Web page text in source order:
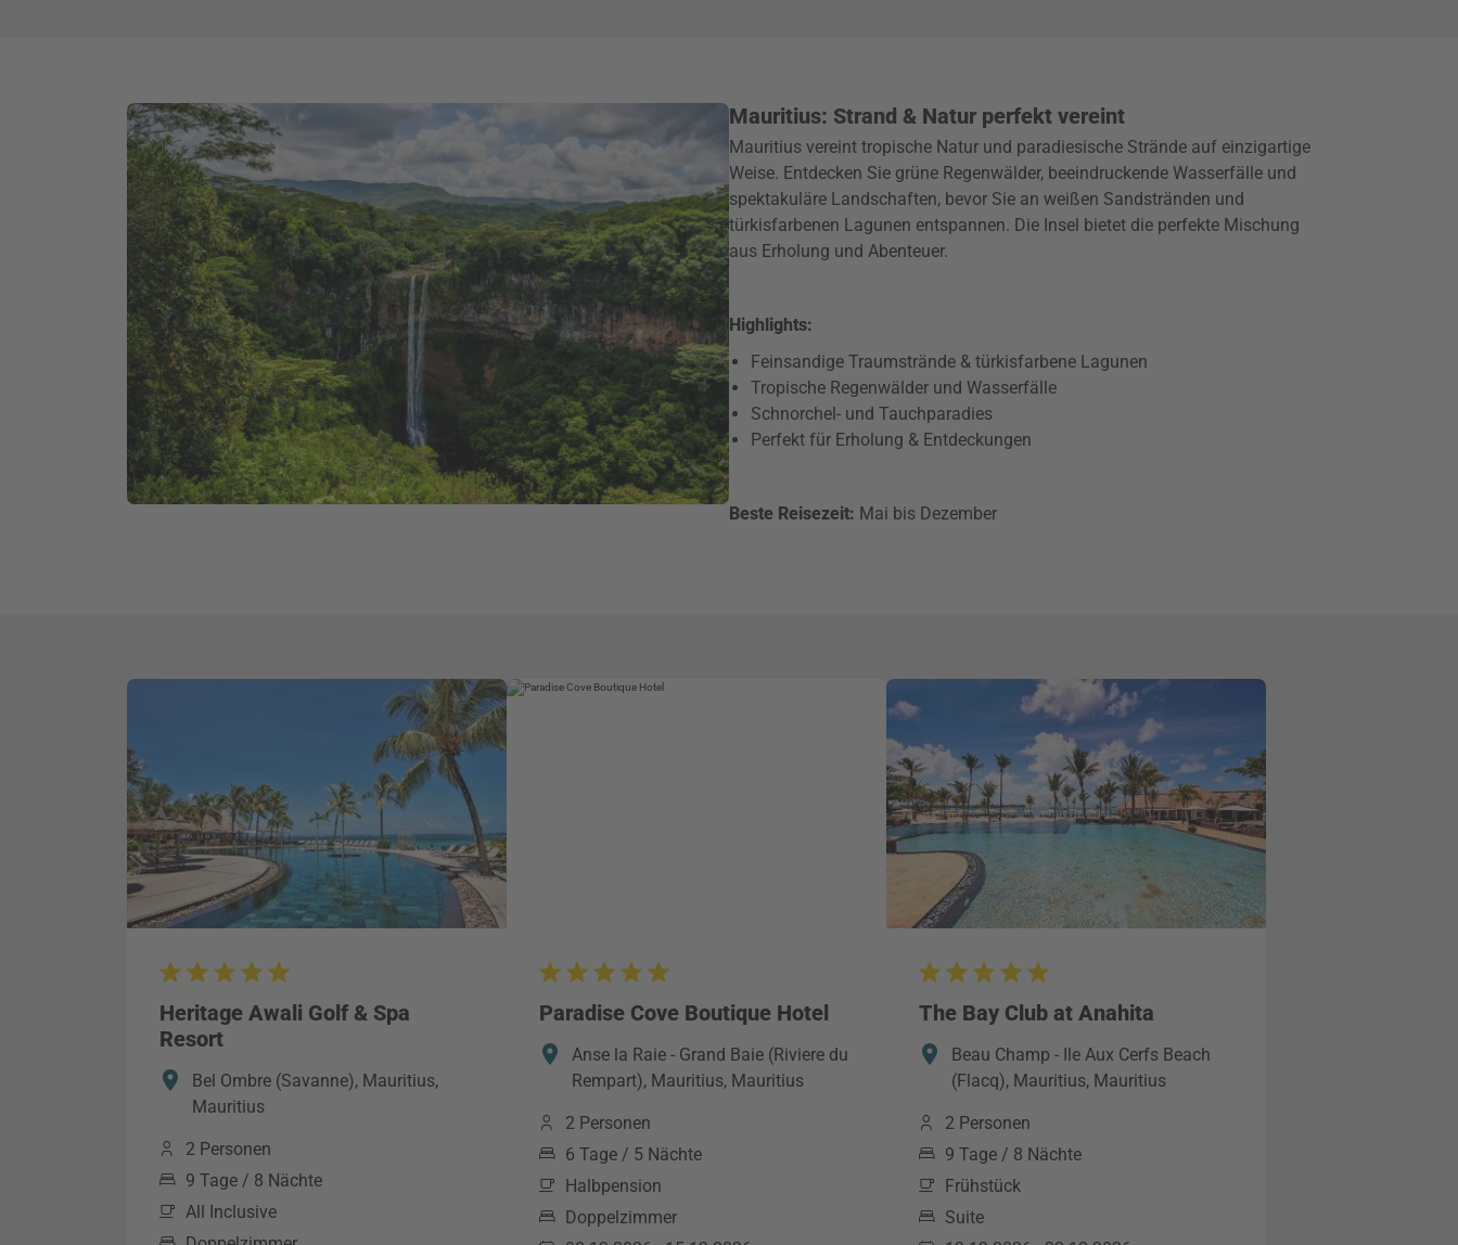
Mauritius: Strand & Natur perfekt vereint
Mauritius vereint tropische Natur und paradiesische Strände auf einzigartige
Weise. Entdecken Sie grüne Regenwälder, beeindruckende Wasserfälle und
spektakuläre Landschaften, bevor Sie an weißen Sandstränden und
türkisfarbenen Lagunen entspannen. Die Insel bietet die perfekte Mischung
aus Erholung und Abenteuer.
Highlights:
Feinsandige Traumstrände & türkisfarbene Lagunen
Tropische Regenwälder und Wasserfälle
Schnorchel- und Tauchparadies
Perfekt für Erholung & Entdeckungen
Beste Reisezeit: Mai bis Dezember
Heritage Awali Golf & Spa
Resort
Bel Ombre (Savanne), Mauritius,
Mauritius
2 Personen
9 Tage / 8 Nächte
All Inclusive
Paradise Cove Boutique Hotel
Anse la Raie - Grand Baie (Riviere du
Rempart), Mauritius, Mauritius
2 Personen
6 Tage / 5 Nächte
Halbpension
Doppelzimmer
The Bay Club at Anahita
Beau Champ - Ile Aux Cerfs Beach
(Flacq), Mauritius, Mauritius
2 Personen
9 Tage / 8 Nächte
Frühstück
Suite